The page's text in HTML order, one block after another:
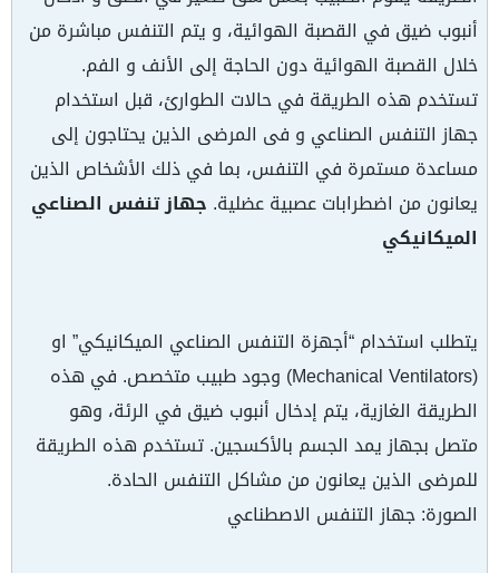
أنبوب ضيق في القصبة الهوائية، و یتم التنفس مباشرة من
خلال القصبة الهوائية دون الحاجة إلى الأنف و الفم.
تستخدم هذه الطريقة في حالات الطوارئ، قبل استخدام
جهاز التنفس الصناعي و فی المرضى الذين يحتاجون إلى
مساعدة مستمرة في التنفس، بما في ذلك الأشخاص الذين
يعانون من اضطرابات عصبية عضلية. جهاز تنفس الصناعي
الميكانيكي
يتطلب استخدام “أجهزة التنفس الصناعي الميكانيكي” او
(Mechanical Ventilators) وجود طبيب متخصص. في هذه
الطريقة الغازية، يتم إدخال أنبوب ضيق في الرئة، وهو
متصل بجهاز يمد الجسم بالأكسجين. تستخدم هذه الطريقة
للمرضى الذين يعانون من مشاكل التنفس الحادة.
الصورة: جهاز التنفس الاصطناعي